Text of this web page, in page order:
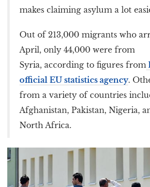
makes claiming asylum a lot
Out of 213,000 migrants who
April, only 44,000 were from
Syria, according to figures from
official EU statistics agency.
from a variety of countries
Afghanistan, Pakistan, Nigeria,
North Africa.